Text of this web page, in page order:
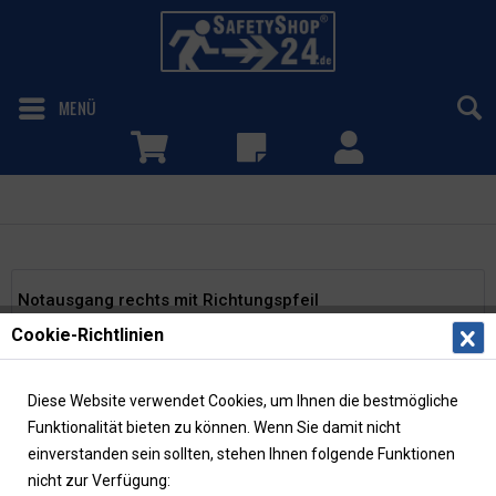
MENÜ
Notausgang rechts mit Richtungspfeil
geradeaus/aufwärts
Piktogram "Notausgang rechts" mit Zusatzzeichen
Richtungspfeil geraudeaus bzw. aufwärts in verschiedenen
Materialien und Größen...mehr erfahren »
Cookie-Richtlinien
Diese Website verwendet Cookies, um Ihnen die bestmögliche
Funktionalität bieten zu können. Wenn Sie damit nicht
einverstanden sein sollten, stehen Ihnen folgende Funktionen
nicht zur Verfügung: